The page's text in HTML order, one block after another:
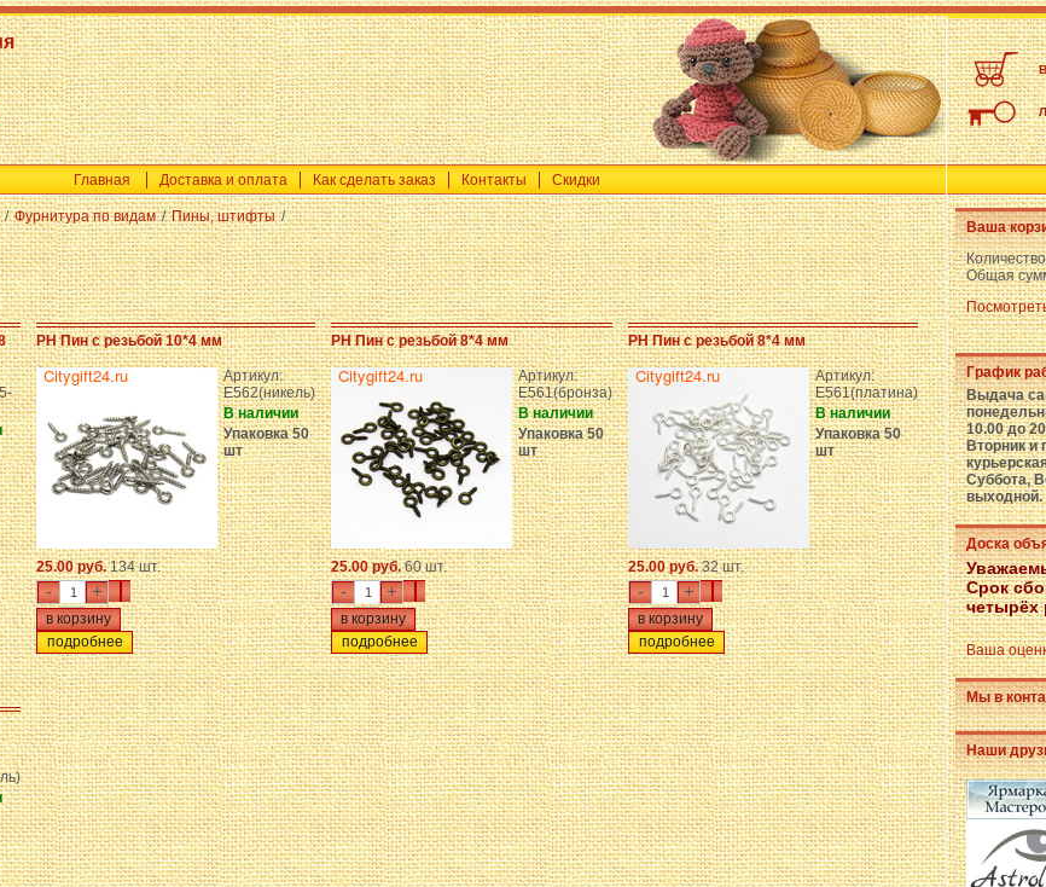
Главная Доставка и оплата Как сделать заказ Контакты Скидки
/ Фурнитура по видам / Пины, штифты /
PH Пин с резьбой 10*4 мм
Артикул:
E562(никель)
В наличии
Упаковка 50
шт
25.00 руб.134 шт.
- +
подробнее
PH Пин с резьбой 8*4 мм
Артикул:
E561(бронза)
В наличии
Упаковка 50
шт
25.00 руб.60 шт.
- +
подробнее
PH Пин с резьбой 8*4 мм
Артикул:
E561(платина)
В наличии
Упаковка 50
шт
25.00 руб.32 шт.
- +
подробнее
Ваша
Общая
График
Выдача
10.00 до
Вторник и
Суббота,
выходной.
Доска
Срок
четырёх
Ваша
Мы в
Наши